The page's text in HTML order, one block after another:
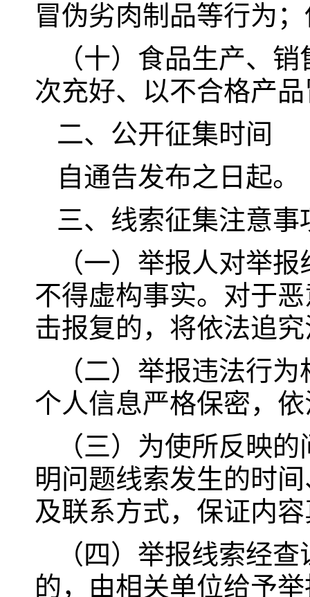
冒伪劣肉制品等行为
（十）食品生产、
次充好、以不合格产
二、公开征集时间
自通告发布之日起。
三、线索征集注意事
（一）举报人对举
不得虚构事实。对于
击报复的，将依法追
（二）举报违法行
个人信息严格保密，
（三）为使所反映
明问题线索发生的时
及联系方式，保证内
（四）举报线索经
的，由相关单位给予